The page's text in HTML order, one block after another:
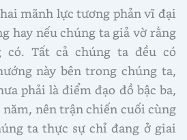
mãnh lực tương phản vĩ đại
hay nếu chúng ta giả vờ rằng
có. Tất cả chúng ta đều có
này bên trong chúng ta,
phải là điểm đạo đồ bậc ba,
năm, nên trận chiến cuối cùng
ta thực sự chỉ đang ở giai